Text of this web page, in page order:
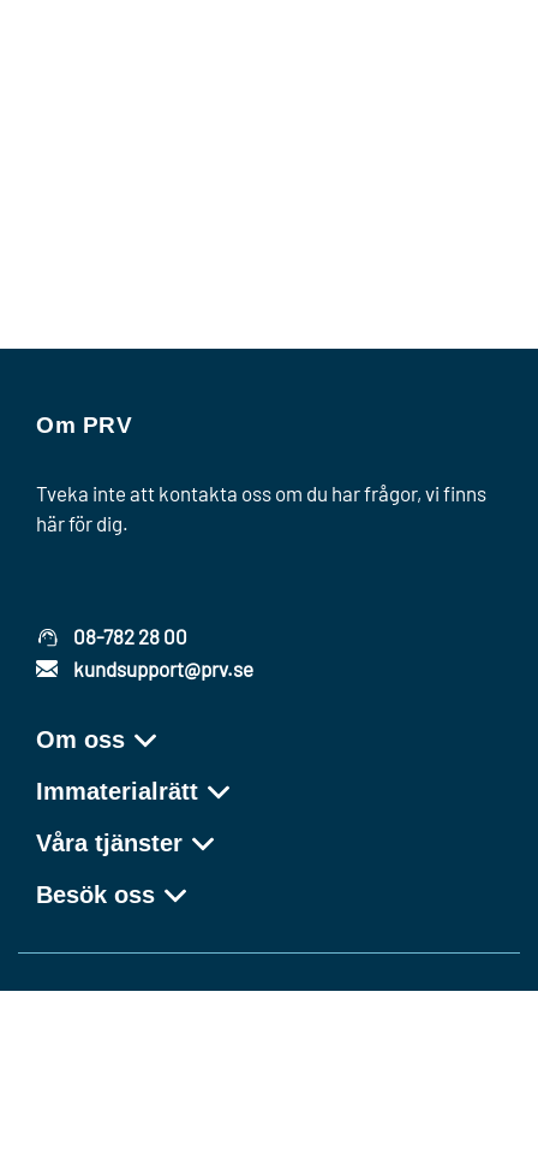
Om PRV
Tveka inte att kontakta oss om du har frågor, vi finns
här för dig.
08-782 28 00
kundsupport@prv.se
Om oss
Immaterialrätt
Våra tjänster
Besök oss